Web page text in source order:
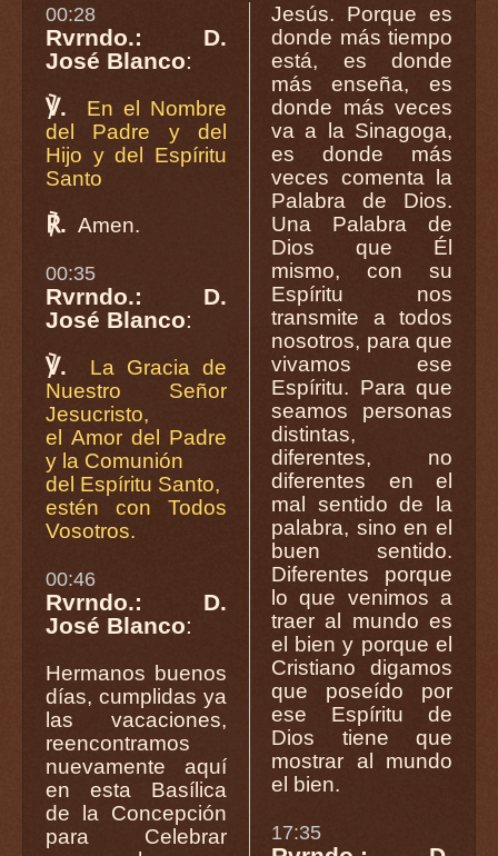
00:28
Rvrndo.: D.
José Blanco:
℣.
En el Nombre
del Padre y del
Hijo y del Espíritu
Santo
℟. Amen.
00:35
Rvrndo.: D.
José Blanco:
℣.
La Gracia de
Nuestro Señor
Jesucristo,
el Amor del Padre
y la Comunión
del Espíritu Santo,
estén con Todos
Vosotros.
00:46
Rvrndo.: D.
José Blanco:
Hermanos buenos
días, cumplidas ya
las vacaciones,
reencontramos
nuevamente aquí
en esta Basílica
de la Concepción
para Celebrar
Jesús. Porque es
donde más tiempo
está, es donde
más enseña, es
donde más veces
va a la Sinagoga,
es donde más
veces comenta la
Palabra de Dios.
Una Palabra de
Dios que Él
mismo, con su
Espíritu nos
transmite a todos
nosotros, para que
vivamos ese
Espíritu. Para que
seamos personas
distintas,
diferentes, no
diferentes en el
mal sentido de la
palabra, sino en el
buen sentido.
Diferentes porque
lo que venimos a
traer al mundo es
el bien y porque el
Cristiano digamos
que poseído por
ese Espíritu de
Dios tiene que
mostrar al mundo
el bien.
17:35